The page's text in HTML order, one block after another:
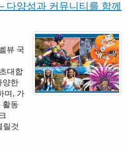
다양성과 커뮤니티를 함께
뷰 국
대합
양한
며, 가
활동
릴것